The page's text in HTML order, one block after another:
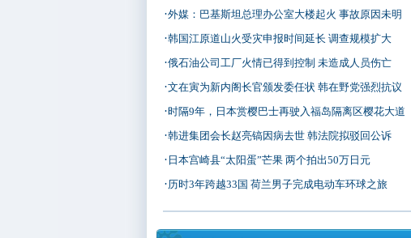
·外媒：巴基斯坦总理办公室大楼起火 事故原因未明
·韩国江原道山火受灾申报时间延长 调查规模扩大
·俄石油公司工厂火情已得到控制 未造成人员伤亡
·文在寅为新内阁长官颁发委任状 韩在野党强烈抗议
·时隔9年，日本赏樱巴士再驶入福岛隔离区樱花大道
·韩进集团会长赵亮镐因病去世 韩法院拟驳回公诉
· 日本宫崎县“太阳蛋”芒果 两个拍出50万日元
·历时3年跨越33国 荷兰男子完成电动车环球之旅